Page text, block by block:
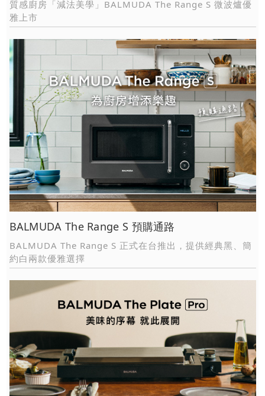
質感廚房「減法美學」BALMUDA The Range S 微波爐優
雅上市
BALMUDA The Range S 預購通路
BALMUDA The Range S 正式在台推出，提供經典黑、簡
約白兩款優雅選擇